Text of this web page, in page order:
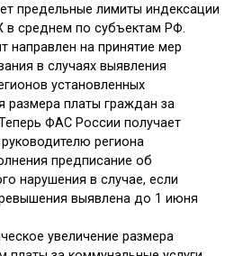
предельные лимиты индексации
в среднем по субъектам РФ.
направлен на принятие мер
в случаях выявления
установленных
размера платы граждан за
ФАС России получает
региона
предписание об
нарушения в случае, если
выявлена до 1 июня
увеличение размера